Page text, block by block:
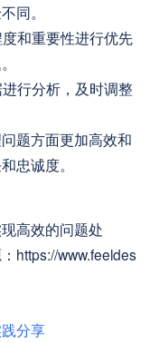
同。
和重要性进行优先
行分析，及时调整
题方面更加高效和
忠诚度。
高效的问题处
https://www.feeldes
分享